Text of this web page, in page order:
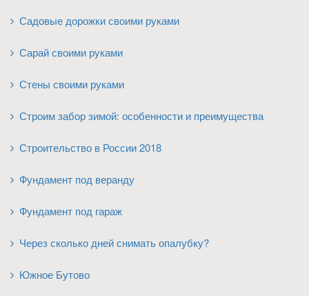
Садовые дорожки своими руками
Сарай своими руками
Стены своими руками
Строим забор зимой: особенности и преимущества
Строительство в России 2018
Фундамент под веранду
Фундамент под гараж
Через сколько дней снимать опалубку?
Южное Бутово